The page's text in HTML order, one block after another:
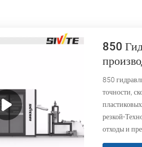
850
850
точности,
резкой-
отходы и